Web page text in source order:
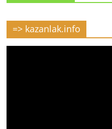
=> kazanlak.info